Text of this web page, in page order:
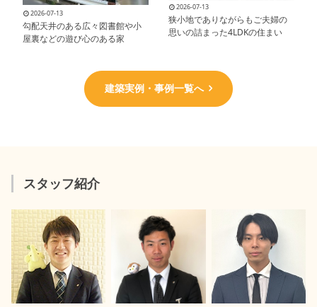
2026-07-13
勾配天井のある広々図書館や小
屋裏などの遊び心のある家
2026-07-13
狭小地でありながらもご夫婦の
思いの詰まった4LDKの住まい
建築実例・事例一覧へ
スタッフ紹介